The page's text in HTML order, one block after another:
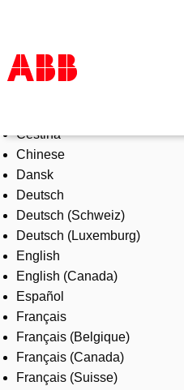
Products & Solutions
Industries
Services
About us
Where to buy
Contact us
Careers
Čeština
Chinese
Dansk
Deutsch
Deutsch (Schweiz)
Deutsch (Luxemburg)
English
English (Canada)
Español
Français
Français (Belgique)
Français (Canada)
Français (Suisse)